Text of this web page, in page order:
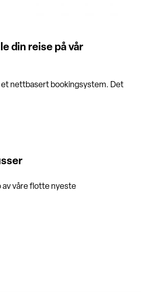
din reise på vår
et nettbasert bookingsystem. Det
av våre flotte nyeste